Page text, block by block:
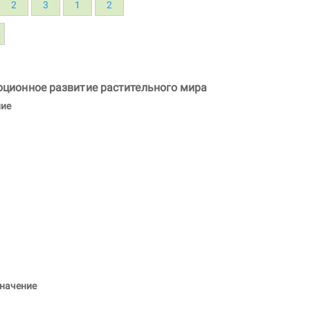
2 3 1 2
развитие растительного мира